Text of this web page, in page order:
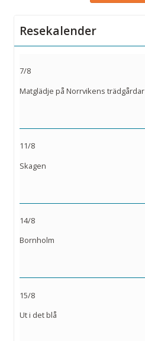
Resekalender
7/8
Matglädje på Norrvikens trädgårdar
11/8
Skagen
14/8
Bornholm
15/8
Ut i det blå